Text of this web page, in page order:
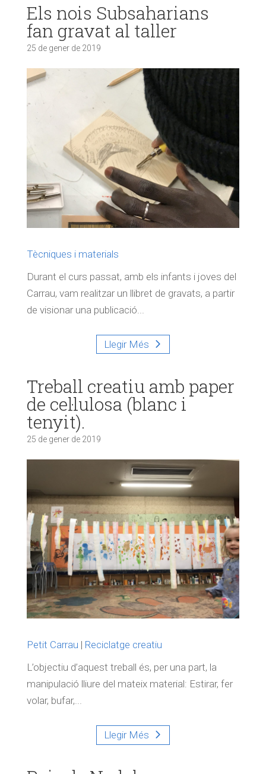
Els nois Subsaharians
fan gravat al taller
25 de gener de 2019
Tècniques i materials
Durant el curs passat, amb els infants i joves del
Carrau, vam realitzar un llibret de gravats, a partir
de visionar una publicació...
Llegir Més
Treball creatiu amb paper
de cel·lulosa (blanc i
tenyit).
25 de gener de 2019
Petit Carrau | Reciclatge creatiu
L’objectiu d’aquest treball és, per una part, la
manipulació lliure del mateix material: Estirar, fer
volar, bufar,...
Llegir Més